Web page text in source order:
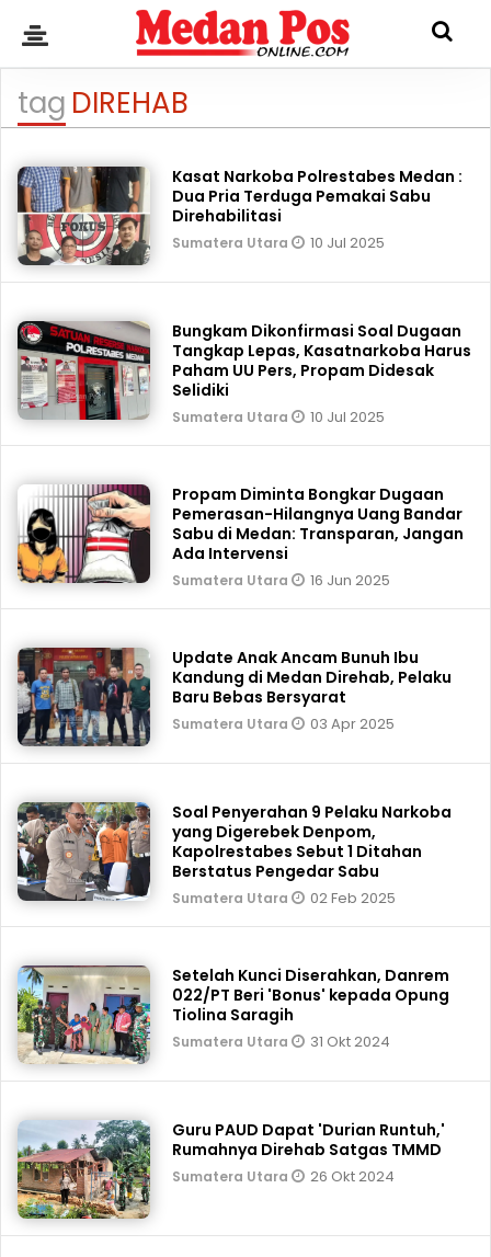
tag DIREHAB
Kasat Narkoba Polrestabes Medan :
Dua Pria Terduga Pemakai Sabu
Direhabilitasi
Sumatera Utara 10 Jul 2025
Bungkam Dikonfirmasi Soal Dugaan
Tangkap Lepas, Kasatnarkoba Harus
Paham UU Pers, Propam Didesak
Selidiki
Sumatera Utara 10 Jul 2025
Propam Diminta Bongkar Dugaan
Pemerasan-Hilangnya Uang Bandar
Sabu di Medan: Transparan, Jangan
Ada Intervensi
Sumatera Utara 16 Jun 2025
Update Anak Ancam Bunuh Ibu
Kandung di Medan Direhab, Pelaku
Baru Bebas Bersyarat
Sumatera Utara 03 Apr 2025
Soal Penyerahan 9 Pelaku Narkoba
yang Digerebek Denpom,
Kapolrestabes Sebut 1 Ditahan
Berstatus Pengedar Sabu
Sumatera Utara 02 Feb 2025
Setelah Kunci Diserahkan, Danrem
022/PT Beri 'Bonus' kepada Opung
Tiolina Saragih
Sumatera Utara 31 Okt 2024
Guru PAUD Dapat 'Durian Runtuh,'
Rumahnya Direhab Satgas TMMD
Sumatera Utara 26 Okt 2024